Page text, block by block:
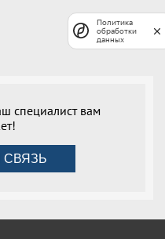
специалист вам
СВЯЗЬ
Политика
обработки
данных